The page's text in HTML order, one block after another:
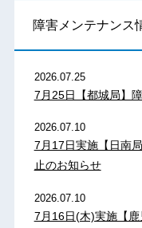
障害メンテナンス
2026.07.25
7月25日【都城局】
2026.07.10
7月17日実施【日南
止のお知らせ
2026.07.10
7月16日(木)実施【